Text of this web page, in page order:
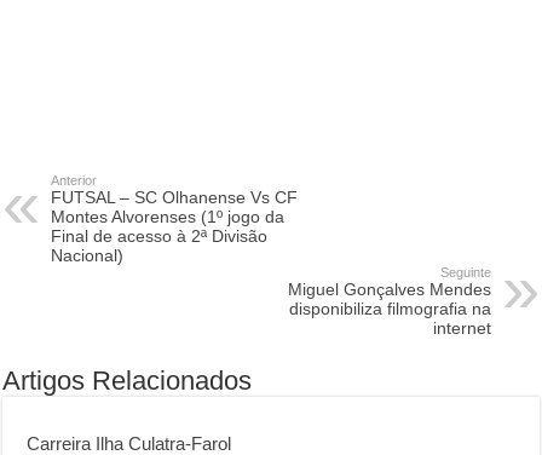
Anterior
FUTSAL – SC Olhanense Vs CF
Montes Alvorenses (1º jogo da
Final de acesso à 2ª Divisão
Nacional)
Seguinte
Miguel Gonçalves Mendes
disponibiliza filmografia na
internet
Artigos Relacionados
Carreira Ilha Culatra-Farol